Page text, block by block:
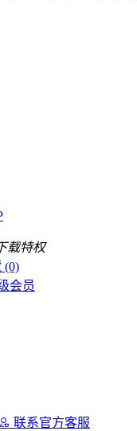
载特权
(0)
会员
联系官方客服